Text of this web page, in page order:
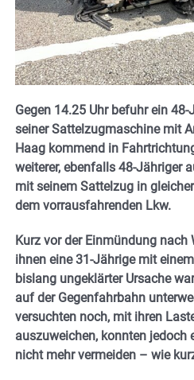
Gegen 14.25 Uhr befuhr ein
seiner Sattelzugmaschine mit
Haag kommend in
weiterer, ebenfalls 48-Jähriger
mit seinem Sattelzug in
dem vorrausfahrenden Lkw.
Kurz vor der Einmündung nach
ihnen eine 31-Jährige mit
bislang ungeklärter Ursache
auf der Gegenfahrbahn
versuchten noch, mit ihren
auszuweichen, konnten jedoch
nicht mehr vermeiden – wie